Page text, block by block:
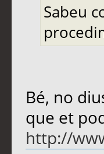
Sabeu
Bé, no
que et
http://